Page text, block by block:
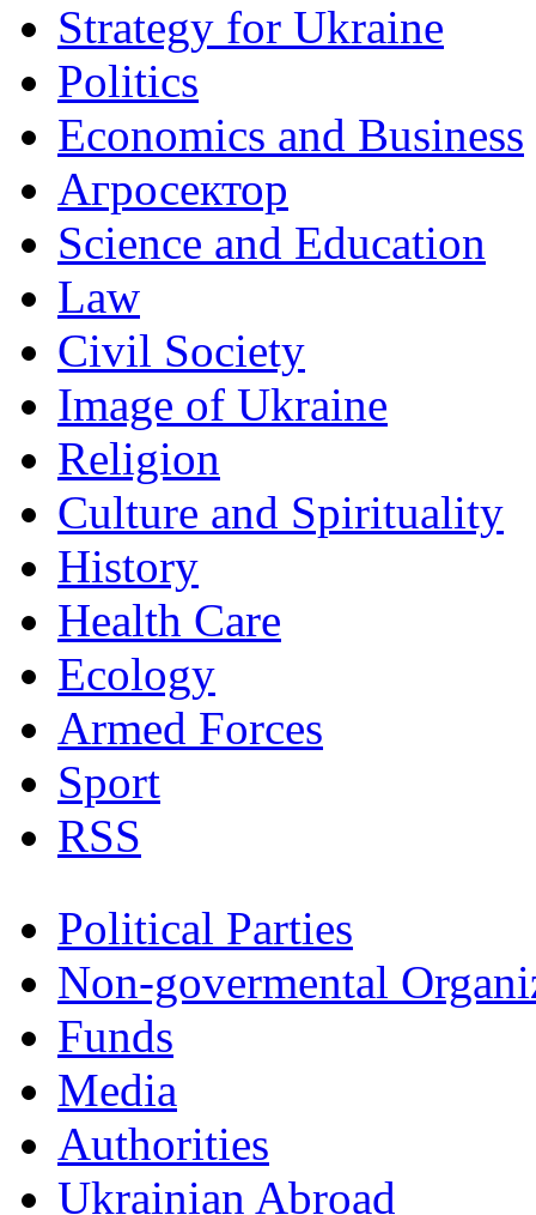
Strategy for Ukraine
Politics
Economics and Business
Агросектор
Science and Education
Law
Civil Society
Image of Ukraine
Religion
Culture and Spirituality
History
Health Care
Ecology
Armed Forces
Sport
RSS
Political Parties
Non-govermental
Funds
Мedia
Authorities
Ukrainian Abroad